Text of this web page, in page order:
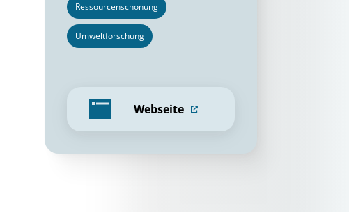
Ressourcenschonung
Umweltforschung
Webseite